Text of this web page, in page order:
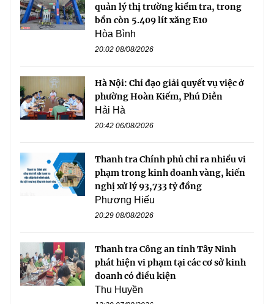
quản lý thị trường kiểm tra, trong
bồn còn 5.409 lít xăng E10
Hòa Bình
20:02 08/08/2026
Hà Nội: Chỉ đạo giải quyết vụ việc ở
phường Hoàn Kiếm, Phú Diễn
Hải Hà
20:42 06/08/2026
Thanh tra Chính phủ chỉ ra nhiều vi
phạm trong kinh doanh vàng, kiến
nghị xử lý 93,733 tỷ đồng
Phương Hiếu
20:29 08/08/2026
Thanh tra Công an tỉnh Tây Ninh
phát hiện vi phạm tại các cơ sở kinh
doanh có điều kiện
Thu Huyền